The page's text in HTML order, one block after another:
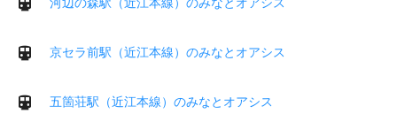
京セラ前駅（近江本線）のみなとオアシス
五箇荘駅（近江本線）のみなとオアシス